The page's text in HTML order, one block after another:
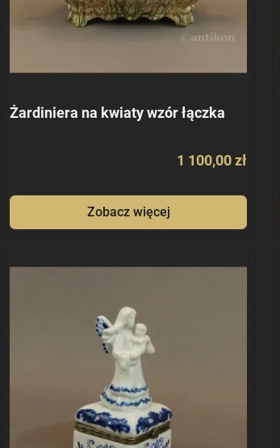
Żardiniera na kwiaty wzór łączka
1 100,00 zł
Zobacz więcej